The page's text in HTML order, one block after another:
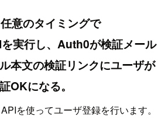
意のタイミングで
実行し、Auth0が検証メール
本文の検証リンクにユーザが
OKになる。
を使ってユーザ登録を行います。